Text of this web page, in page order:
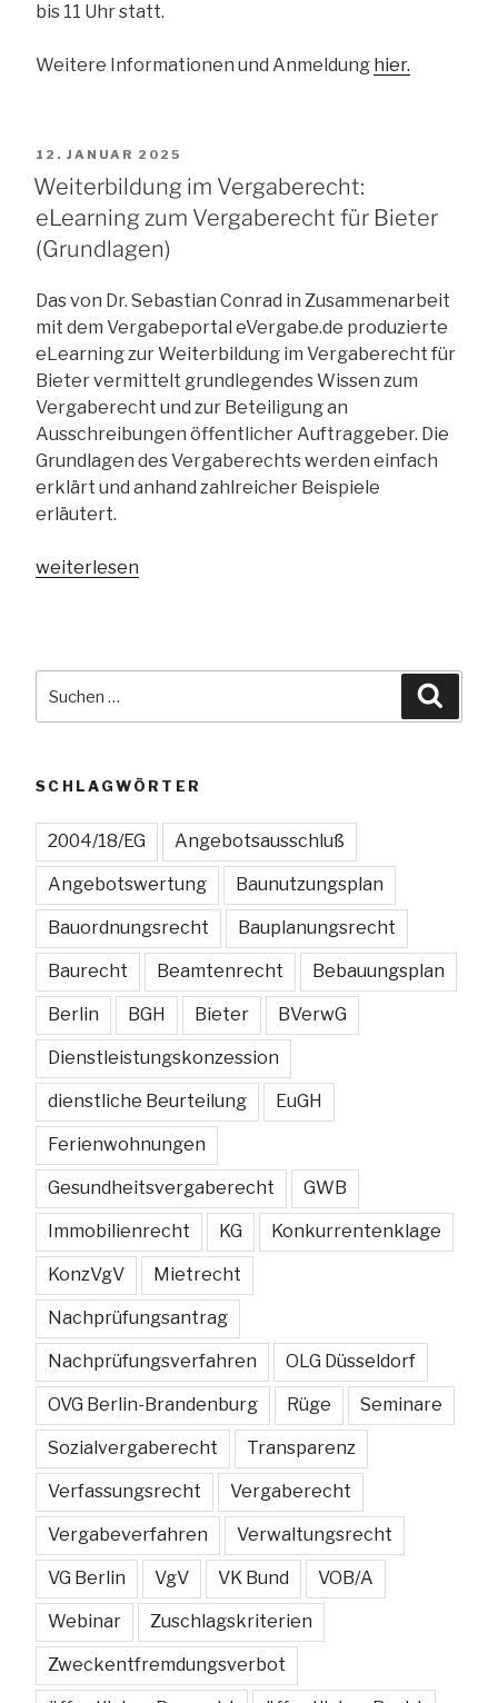
bis 11 Uhr statt.
Weitere Informationen und Anmeldung hier.
VERÖFFENTLICHT
AM
12. JANUAR 2025
Weiterbildung im Vergaberecht:
eLearning zum Vergaberecht für Bieter
(Grundlagen)
Das von Dr. Sebastian Conrad in Zusammenarbeit
mit dem Vergabeportal eVergabe.de produzierte
eLearning zur Weiterbildung im Vergaberecht für
Bieter vermittelt grundlegendes Wissen zum
Vergaberecht und zur Beteiligung an
Ausschreibungen öffentlicher Auftraggeber. Die
Grundlagen des Vergaberechts werden einfach
erklärt und anhand zahlreicher Beispiele
erläutert.
„Weiterbildung
zum
Vergaberecht
für
(Grundlagen)“
weiterlesen
nach:
SCHLAGWÖRTER
2004/18/EG Angebotsausschluß
Angebotswertung Baunutzungsplan
Bauordnungsrecht Bauplanungsrecht
Baurecht Beamtenrecht Bebauungsplan
Berlin BGH Bieter BVerwG
Dienstleistungskonzession
dienstliche Beurteilung EuGH
Ferienwohnungen
Gesundheitsvergaberecht GWB
Immobilienrecht KG Konkurrentenklage
KonzVgV Mietrecht
Nachprüfungsantrag
Nachprüfungsverfahren OLG Düsseldorf
OVG Berlin-Brandenburg Rüge Seminare
Sozialvergaberecht Transparenz
Verfassungsrecht Vergaberecht
Vergabeverfahren Verwaltungsrecht
VG Berlin VgV VK Bund VOB/A
Webinar Zuschlagskriterien
Zweckentfremdungsverbot